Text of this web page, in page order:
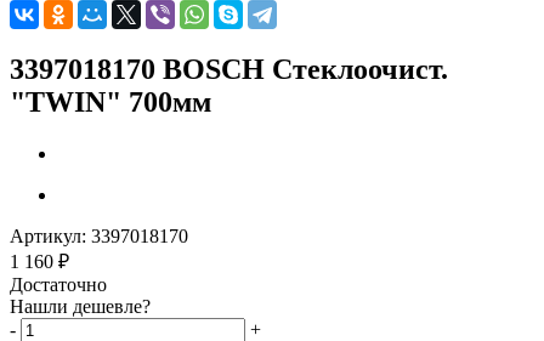
3397018170 BOSCH Стеклоочист.
"TWIN" 700мм
Артикул: 3397018170
1 160 ₽
Достаточно
Нашли дешевле?
-
+